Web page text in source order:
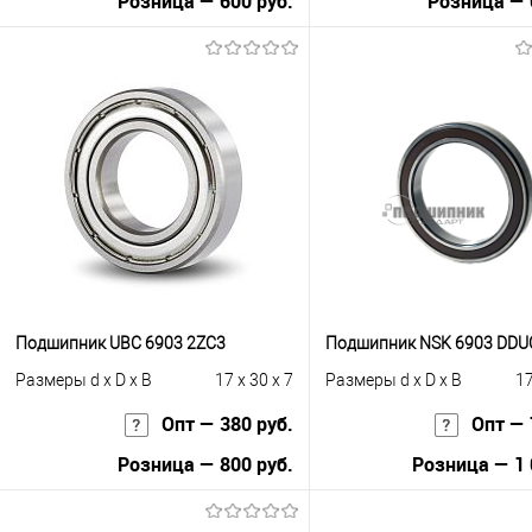
Купить в 1 клик
К сравнению
В избранное
В наличии
Купить в 1 клик
К
В избранное
Под
Подшипник UBC 6903 2ZC3
Размеры d x D x B
17 x 30 x 7
Опт — 380 руб.
Розница — 800 руб.
Подшипник NSK 6903
Размеры d x D x B
Опт —
Розница — 1